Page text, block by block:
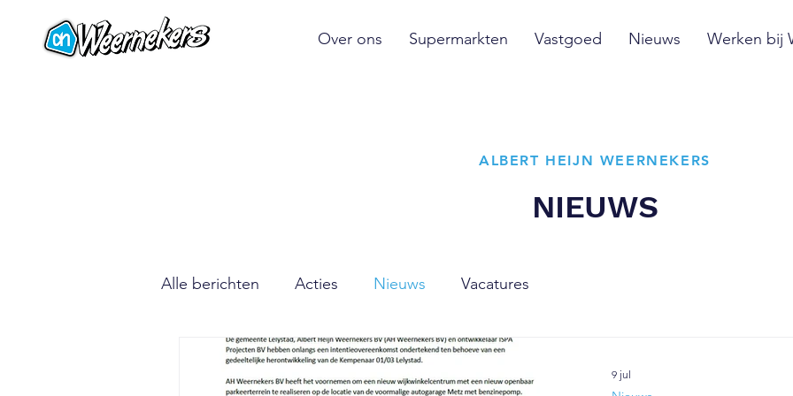
Over ons Supermarkten Vastgoed Nieuws Werken bij
ALBERT HEIJN WEERNEKERS
NIEUWS
Alle berichten Acties Nieuws Vacatures
9 jul